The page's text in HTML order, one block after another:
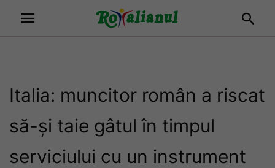
Italia: muncitor român a riscat
să-și taie gâtul în timpul
serviciului cu un instrument